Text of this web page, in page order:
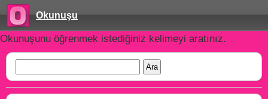
Okunuşu
Okunuşunu öğrenmek istediğiniz kelimeyi aratınız.